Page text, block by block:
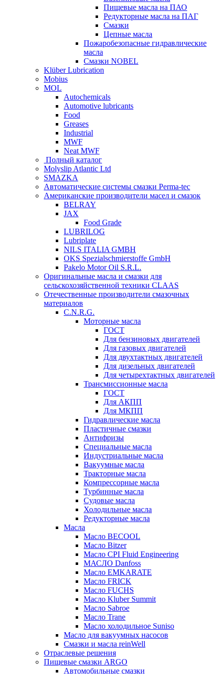
Пищевые масла на ПАО
Редукторные масла на ПАГ
Смазки
Цепные масла
Пожаробезопасные гидравлические
масла
Смазки NOBEL
Klüber Lubrication
Mobius
MOL
Autochemicals
Automotive lubricants
Food
Greases
Industrial
MWF
Neat MWF
Полный каталог
Molyslip Atlantic Ltd
SMAZKA
Автоматические системы смазки Perma-tec
Американские производители масел и смазок
BELRAY
JAX
Food Grade
LUBRILOG
Lubriplate
NILS ITALIA GMBH
OKS Spezialschmierstoffe GmbH
Pakelo Motor Oil S.R.L.
Оригинальные масла и смазки для
сельскохозяйственной техники CLAAS
Отечественные производители смазочных
материалов
C.N.R.G.
Моторные масла
ГОСТ
Для бензиновых двигателей
Для газовых двигателей
Для двухтактных двигателей
Для дизельных двигателей
Для четырехтактных двигателей
Трансмиссионные масла
ГОСТ
Для АКПП
Для МКПП
Гидравлические масла
Пластичные смазки
Антифризы
Специальные масла
Индустриальные масла
Вакуумные масла
Тракторные масла
Компрессорные масла
Турбинные масла
Судовые масла
Холодильные масла
Редукторные масла
Масла
Масло BECOOL
Масло Bitzer
Масло CPI Fluid Engineering
МАСЛО Danfoss
Масло EMKARATE
Масло FRICK
Масло FUCHS
Масло Kluber Summit
Масло Sabroe
Масло Trane
Масло холодильное Suniso
Масло для вакуумных насосов
Смазки и масла reinWell
Отраслевые решения
Пищевые смазки ARGO
Автомобильные смазки